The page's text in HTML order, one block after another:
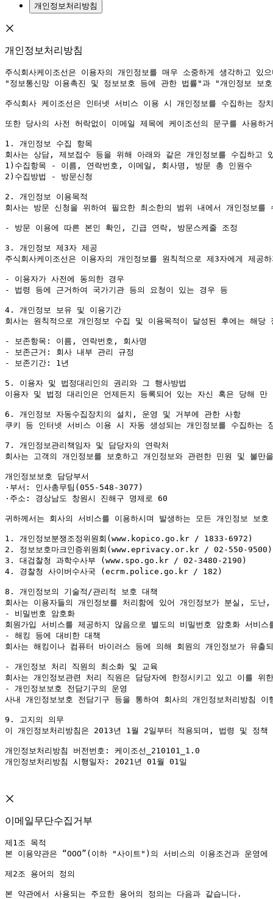
개인정보처리방침
개인정보처리방침
주식회사케이조선은 이용자의 개인정보를 매우 소중하게 생각하고 있으
"정보통신망 이용촉진 및 정보보호 등에 관한 법률"과 "개인정보 보
주식회사 케이조선은 인터넷 서비스 이용 시 개인정보를 수집하는
또한 당사의 사전 허락없이 이메일 제목에 케이조선의 문구를 사용
1. 개인정보 수집 항목
회사는 상담, 제보접수 등을 위해 아래와 같은 개인정보를 수집하고
1)수집항목 - 이름, 연락번호, 이메일, 회사명, 방문 총 인원수
2)수집방법 - 방문신청
2. 개인정보 이용목적
회사는 방문 신청을 위하여 필요한 최소한의 범위 내에서 개인정보
- 방문 이용에 따른 본인 확인, 긴급 연락, 방문스케줄 조정
3. 개인정보 제3자 제공
주식회사케이조선은 이용자의 개인정보를 원칙적으로 제3자에게 제
- 이용자가 사전에 동의한 경우
- 법령 등에 근거하여 국가기관 등의 요청이 있는 경우 등
4. 개인정보 보유 및 이용기간
회사는 원칙적으로 개인정보 수집 및 이용목적이 달성된 후에는 해
- 보존항목: 이름, 연락번호, 회사명
- 보존근거: 회사 내부 관리 규정
- 보존기간: 1년
5. 이용자 및 법정대리인의 권리와 그 행사방법
이용자 및 법정 대리인은 언제든지 등록되어 있는 자신 혹은 당해
6. 개인정보 자동수집장치의 설치, 운영 및 거부에 관한 사항
쿠키 등 인터넷 서비스 이용 시 자동 생성되는 개인정보를 수집하는
7. 개인정보관리책임자 및 담당자의 연락처
회사는 고객의 개인정보를 보호하고 개인정보와 관련한 민원 및 불
개인정보보호 담당부서
·부서: 인사총무팀(055-548-3077)
·주소: 경상남도 창원시 진해구 명제로 60
귀하께서는 회사의 서비스를 이용하시며 발생하는 모든 개인정보 보
1. 개인정보분쟁조정위원회(www.kopico.go.kr / 1833-6972)
2. 정보보호마크인증위원회(www.eprivacy.or.kr / 02-550-9500)
3. 대검찰청 과학수사부 (www.spo.go.kr / 02-3480-2190)
4. 경찰청 사이버수사국 (ecrm.police.go.kr / 182)
8. 개인정보의 기술적/관리적 보호 대책
회사는 이용자들의 개인정보를 처리함에 있어 개인정보가 분실, 도
- 비밀번호 암호화
회원가입 서비스를 제공하지 않음으로 별도의 비밀번호 암호화 서비
- 해킹 등에 대비한 대책
회사는 해킹이나 컴퓨터 바이러스 등에 의해 회원의 개인정보가 유
- 개인정보 처리 직원의 최소화 및 교육
회사는 개인정보관련 처리 직원은 담당자에 한정시키고 있고 이를
- 개인정보보호 전담기구의 운영
사내 개인정보보호 전담기구 등을 통하여 회사의 개인정보처리방침
9. 고지의 의무
이 개인정보처리방침은 2013년 1월 2일부터 적용되며, 법령 및 정
개인정보처리방침 버전번호: 케이조선_210101_1.0
개인정보처리방침 시행일자: 2021년 01월 01일
이메일무단수집거부
제1조 목적
본 이용약관은 “OOO”(이하 "사이트")의 서비스의 이용조건과 운영
제2조 용어의 정의
본 약관에서 사용되는 주요한 용어의 정의는 다음과 같습니다.